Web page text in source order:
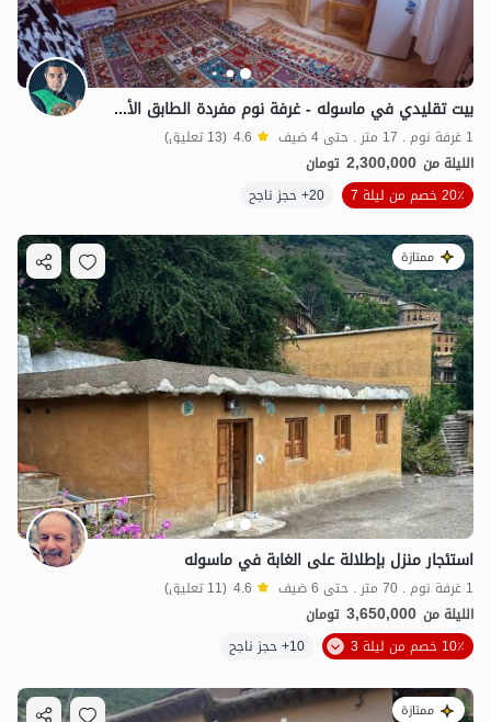
بيت تقليدي في ماسوله - غرفة نوم مفردة الطابق الأرضي
1 غرفة نوم . 17 متر . حتى 4 ضيف 4.6 (13 تعليق)
الليلة من 2,300,000 تومان
20٪ خصم من ليلة 7
20+ حجز ناجح
ممتازة
استئجار منزل بإطلالة على الغابة في ماسوله
1 غرفة نوم . 70 متر . حتى 6 ضيف 4.6 (11 تعليق)
الليلة من 3,650,000 تومان
10٪ خصم من ليلة 3
10+ حجز ناجح
ممتازة